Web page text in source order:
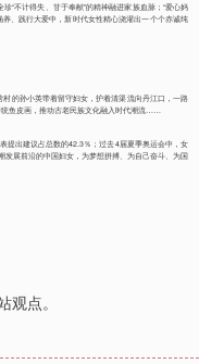
“不计得失、甘于奉献”的精神融进家族血脉；“爱心妈
、践行大爱中，新时代女性精心浇灌出一个个赤诚纯
的孙小英带着留守妇女，护着清渠流向丹江口，一路
统鱼皮画，推动古老民族文化融入时代潮流……
提出建议占总数的42.3％；过去4届夏季奥运会中，女
展前沿的中国妇女，为梦想拼搏、为自己奋斗、为国
点。